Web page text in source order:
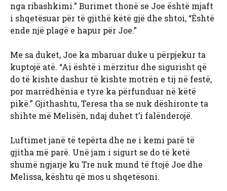
nga ribashkimi.” Burimet thonë se Joe është mjaft
i shqetësuar për të gjithë këtë gjë dhe shtoi, “Është
ende një plagë e hapur për Joe.”
Me sa duket, Joe ka mbaruar duke u përpjekur ta
kuptojë atë. “Ai është i mërzitur dhe sigurisht që
do të kishte dashur të kishte motrën e tij në festë,
por marrëdhënia e tyre ka përfunduar në këtë
pikë.” Gjithashtu, Teresa tha se nuk dëshironte ta
shihte më Melisën, ndaj duhet t’i falënderojë.
Luftimet janë të tepërta dhe ne i kemi parë të
gjitha më parë. Unë jam i sigurt se do të ketë
shumë ngjarje ku Tre nuk mund të ftojë Joe dhe
Melissa, kështu që mos u shqetësoni.